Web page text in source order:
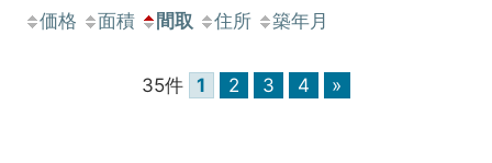
価格 面積 間取 住所 築年月
35件 1 2 3 4 »